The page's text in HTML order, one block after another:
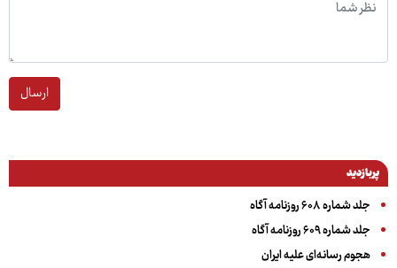
ارسال
پربازدید
جلد شماره ۶۰۸ روزنامه آگاه
جلد شماره ۶۰۹ روزنامه آگاه
هجوم رسانه‌ای علیه ایران